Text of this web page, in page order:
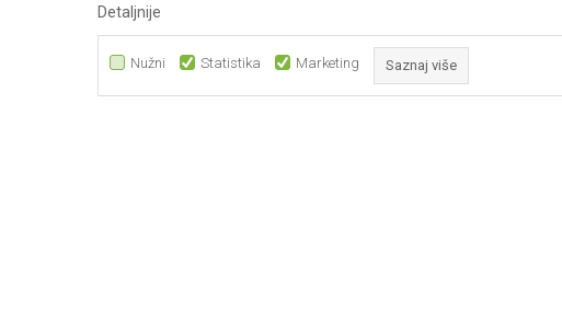
Kontakt
Pravo na
Reklamacije
Detaljnije
Nužni Statistika Marketing Saznaj više